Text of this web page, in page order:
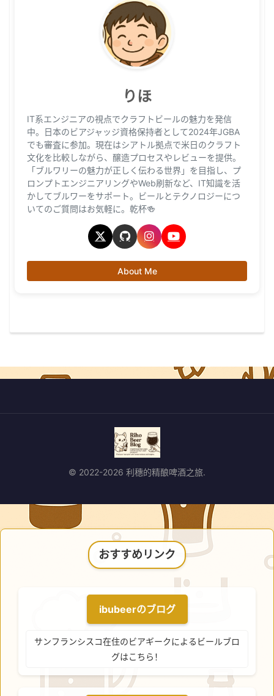
りほ
IT系エンジニアの視点でクラフトビールの魅力を発信
中。日本のビアジャッジ資格保持者として2024年JGBA
でも審査に参加。現在はシアトル拠点で米日のクラフト
文化を比較しながら、醸造プロセスやレビューを提供。
「ブルワリーの魅力が正しく伝わる世界」を目指し、プ
ロンプトエンジニアリングやWeb刷新など、IT知識を活
かしてブルワーをサポート。ビールとテクノロジーにつ
いてのご質問はお気軽に。乾杯🍻
About Me
© 2022-2026 利穗的精酿啤酒之旅.
おすすめリンク
ibubeerのブログ
サンフランシスコ在住のビアギークによるビールブロ
グはこちら！